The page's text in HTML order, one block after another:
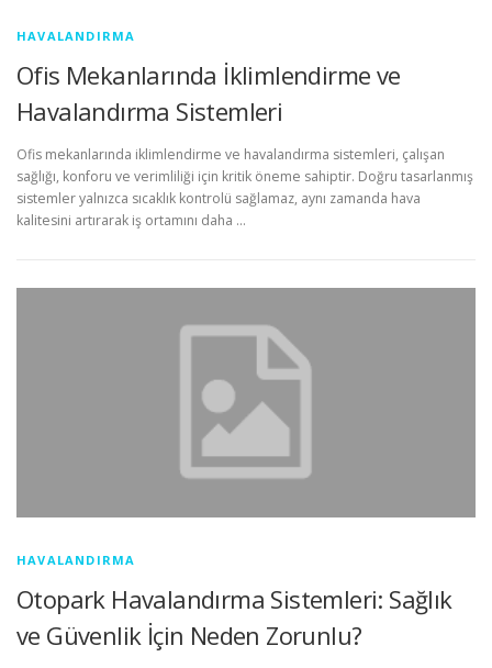
HAVALANDIRMA
Ofis Mekanlarında İklimlendirme ve
Havalandırma Sistemleri
Ofis mekanlarında iklimlendirme ve havalandırma sistemleri, çalışan
sağlığı, konforu ve verimliliği için kritik öneme sahiptir. Doğru tasarlanmış
sistemler yalnızca sıcaklık kontrolü sağlamaz, aynı zamanda hava
kalitesini artırarak iş ortamını daha …
HAVALANDIRMA
Otopark Havalandırma Sistemleri: Sağlık
ve Güvenlik İçin Neden Zorunlu?